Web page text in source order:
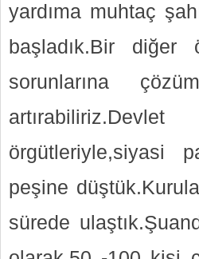
yardıma muhtaç
başladık.Bir diğer
sorunlarına
örgütleriyle,siyasi
peşine
sürede